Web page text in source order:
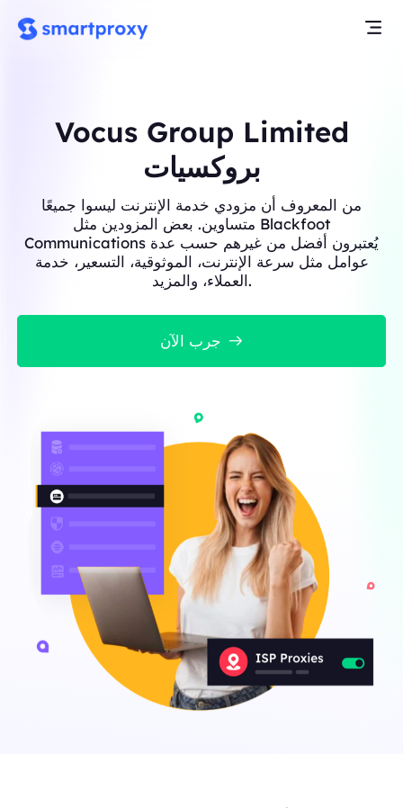
Vocus Group Limited
بروكسيات
من المعروف أن مزودي خدمة الإنترنت ليسوا جميعًا
متساوين. بعض المزودين مثل Blackfoot
Communications يُعتبرون أفضل من غيرهم حسب عدة
عوامل مثل سرعة الإنترنت، الموثوقية، التسعير، خدمة
العملاء، والمزيد.
جرب الآن